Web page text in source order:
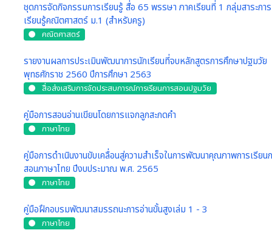
ชุดการจัดกิจกรรมการเรียนรู้ สื่อ 65 พรรษา ภาคเรียนที่ 1 กลุ่มสาระการ
เรียนรู้คณิตศาสตร์ ม.1 (สำหรับครู)
คณิตศาสตร์
รายงานผลการประเมินพัฒนาการนักเรียนที่จบหลักสูตรการศึกษาปฐมวัย
พุทธศักราช 2560 ปีการศึกษา 2563
สื่อส่งเสริมการจัดประสบการณ์การเรียนการสอนปฐมวัย
คู่มือการสอนอ่านเขียนโดยการแจกลูกสะกดคำ
ภาษาไทย
คู่มือการดำเนินงานขับเคลื่อนสู่ความสำเร็จในการพัฒนาคุณภาพการเรียน
สอนภาษาไทย ปีงบประมาณ พ.ศ. 2565
ภาษาไทย
คู่มือฝึกอบรมพัฒนาสมรรถนะการอ่านขั้นสูงเล่ม 1 - 3
ภาษาไทย